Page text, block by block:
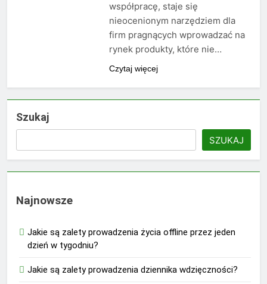
współpracę, staje się
nieocenionym narzędziem dla
firm pragnących wprowadzać na
rynek produkty, które nie…
Czytaj więcej
Szukaj
SZUKAJ
Najnowsze
Jakie są zalety prowadzenia życia offline przez jeden
dzień w tygodniu?
Jakie są zalety prowadzenia dziennika wdzięczności?